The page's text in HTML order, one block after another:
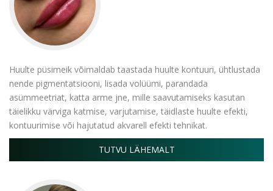
Huulte püsimeik võimaldab taastada huulte kontuuri, ühtlustada
nende pigmentatsiooni, lisada volüümi, parandada
asümmeetriat, katta arme jne, mille saavutamiseks kasutan
täielikku värviga katmise, varjutamise, täidlaste huulte efekti,
kontuurimise või hajutatud akvarell efekti tehnikat.
TUTVU LÄHEMALT